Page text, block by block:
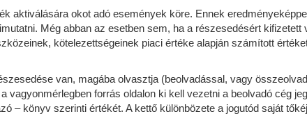
aktiválására okot adó események köre. Ennek
Még abban az esetben sem, ha a részesedésért
kötelezettségeinek piaci értéke alapján számított
van, magába olvasztja (beolvadással, vagy
vagyonmérlegben forrás oldalon ki kell vezetni a beolvadó cég
– könyv szerinti értékét. A kettő különbözete a jogutód saját